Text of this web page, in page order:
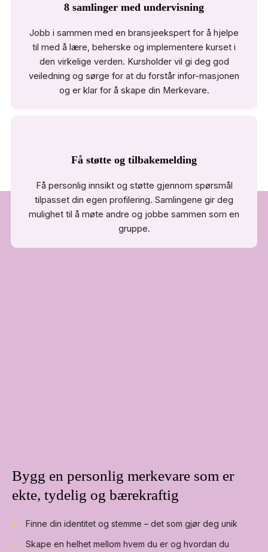
8 samlinger med undervisning
Jobb i sammen med en bransjeekspert for å hjelpe
til med å lære, beherske og implementere kurset i
den virkelige verden. Kursholder vil gi deg god
veiledning og sørge for at du forstår infor-masjonen
og er klar for å skape din Merkevare.
Få støtte og tilbakemelding
Få personlig innsikt og støtte gjennom spørsmål
tilpasset din egen profilering. Samlingene gir deg
mulighet til å møte andre og jobbe sammen som en
gruppe.
Bygg en personlig merkevare som er
ekte, tydelig og bærekraftig
Finne din identitet og stemme – det som gjør deg unik
Skape en helhet mellom hvem du er og hvordan du